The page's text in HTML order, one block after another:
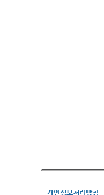
개인정보처리방침